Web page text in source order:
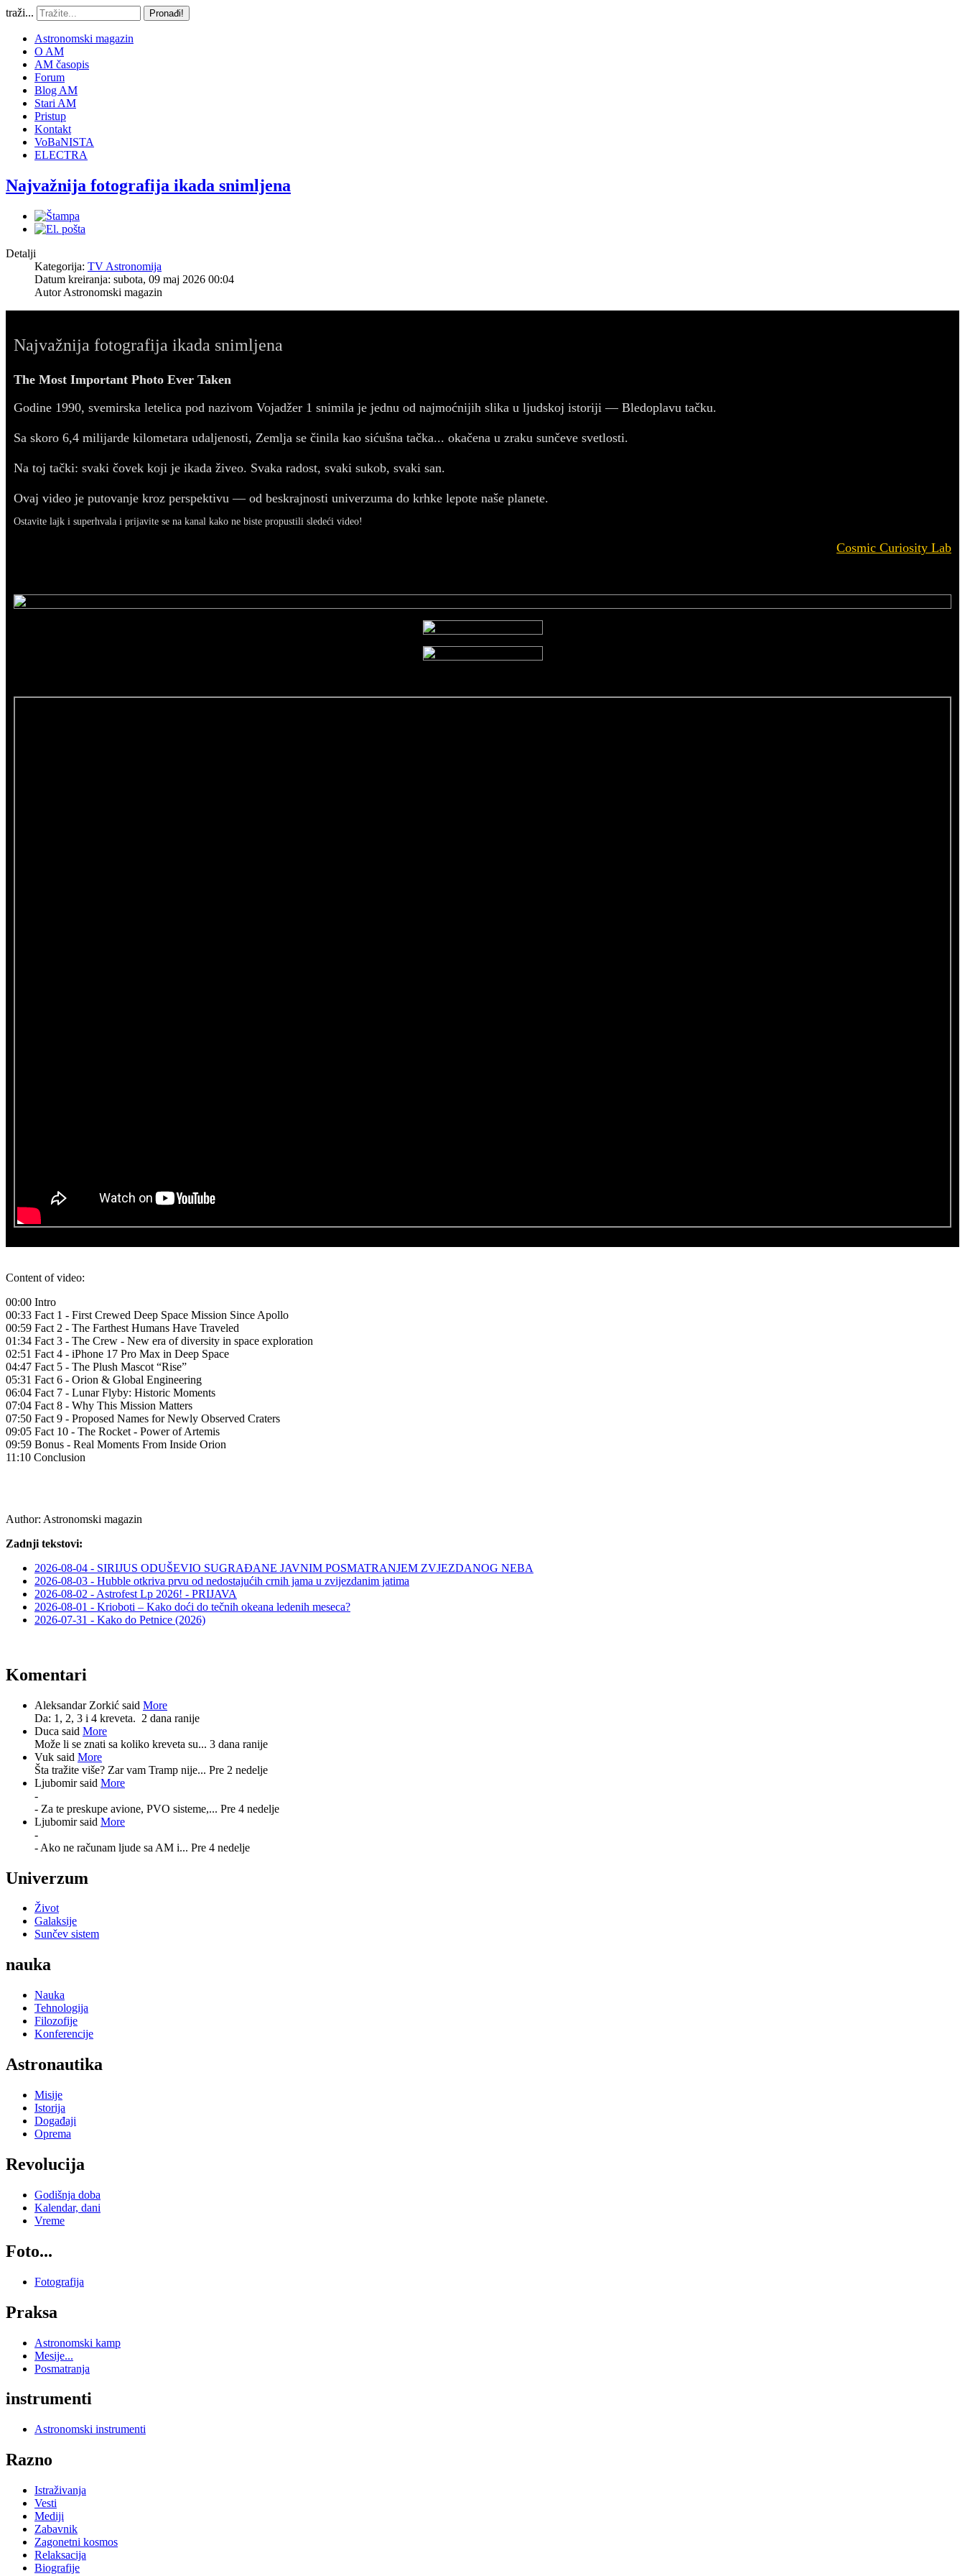
traži... Pronađi!
Astronomski magazin
O AM
AM časopis
Forum
Blog AM
Stari AM
Pristup
Kontakt
VoBaNISTA
ELECTRA
Najvažnija fotografija ikada snimljena
Detalji
Kategorija: TV Astronomija
Datum kreiranja: subota, 09 maj 2026 00:04
AutorAstronomski magazin
Najvažnija fotografija ikada snimljena
The Most Important Photo Ever Taken
Godine 1990, svemirska letelica pod nazivom Vojadžer 1 snimila je jednu od najmoćnijih slika u ljudskoj istoriji — Bledoplavu tačku.
Sa skoro 6,4 milijarde kilometara udaljenosti, Zemlja se činila kao sićušna tačka... okačena u zraku sunčeve svetlosti.
Na toj tački: svaki čovek koji je ikada živeo. Svaka radost, svaki sukob, svaki san.
Ovaj video je putovanje kroz perspektivu — od beskrajnosti univerzuma do krhke lepote naše planete.
Ostavite lajk i superhvala i prijavite se na kanal kako ne biste propustili sledeći video!
Cosmic Curiosity Lab
Content of video:
00:00 Intro
00:33 Fact 1 - First Crewed Deep Space Mission Since Apollo
00:59 Fact 2 - The Farthest Humans Have Traveled
01:34 Fact 3 - The Crew - New era of diversity in space exploration
02:51 Fact 4 - iPhone 17 Pro Max in Deep Space
04:47 Fact 5 - The Plush Mascot “Rise”
05:31 Fact 6 - Orion & Global Engineering
06:04 Fact 7 - Lunar Flyby: Historic Moments
07:04 Fact 8 - Why This Mission Matters
07:50 Fact 9 - Proposed Names for Newly Observed Craters
09:05 Fact 10 - The Rocket - Power of Artemis
09:59 Bonus - Real Moments From Inside Orion
11:10 Conclusion
Author: Astronomski magazin
Zadnji tekstovi:
2026-08-04 - SIRIJUS ODUŠEVIO SUGRAĐANE JAVNIM POSMATRANJEM ZVJEZDANOG NEBA
2026-08-03 - Hubble otkriva prvu od nedostajućih crnih jama u zvijezdanim jatima
2026-08-02 - Astrofest Lp 2026! - PRIJAVA
2026-08-01 - Krioboti – Kako doći do tečnih okeana ledenih meseca?
2026-07-31 - Kako do Petnice (2026)
Komentari
Aleksandar Zorkić said More
Da: 1, 2, 3 i 4 kreveta. 2 dana ranije
Duca said More
Može li se znati sa koliko kreveta su... 3 dana ranije
Vuk said More
Šta tražite više? Zar vam Tramp nije... Pre 2 nedelje
Ljubomir said More
-
- Za te preskupe avione, PVO sisteme,... Pre 4 nedelje
Ljubomir said More
-
- Ako ne računam ljude sa AM i... Pre 4 nedelje
Univerzum
Život
Galaksije
Sunčev sistem
nauka
Nauka
Tehnologija
Filozofije
Konferencije
Astronautika
Misije
Istorija
Događaji
Oprema
Revolucija
Godišnja doba
Kalendar, dani
Vreme
Foto...
Fotografija
Praksa
Astronomski kamp
Mesije...
Posmatranja
instrumenti
Astronomski instrumenti
Razno
Istraživanja
Vesti
Mediji
Zabavnik
Zagonetni kosmos
Relaksacija
Biografije